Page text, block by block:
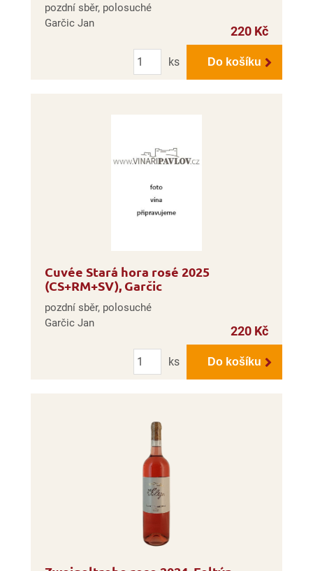
pozdní sběr, polosuché
Garčic Jan
220 Kč
Počet
ks
Do košíku
Cuvée Stará hora rosé 2025
(CS+RM+SV), Garčic
pozdní sběr, polosuché
Garčic Jan
220 Kč
Počet
ks
Do košíku